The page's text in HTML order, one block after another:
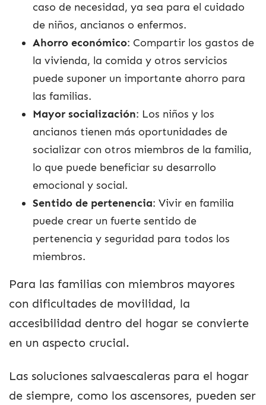
caso de necesidad, ya sea para el cuidado
de niños, ancianos o enfermos.
Ahorro económico: Compartir los gastos de
la vivienda, la comida y otros servicios
puede suponer un importante ahorro para
las familias.
Mayor socialización: Los niños y los
ancianos tienen más oportunidades de
socializar con otros miembros de la familia,
lo que puede beneficiar su desarrollo
emocional y social.
Sentido de pertenencia: Vivir en familia
puede crear un fuerte sentido de
pertenencia y seguridad para todos los
miembros.
Para las familias con miembros mayores
con dificultades de movilidad, la
accesibilidad dentro del hogar se convierte
en un aspecto crucial.
Las soluciones salvaescaleras para el hogar
de siempre, como los ascensores, pueden ser